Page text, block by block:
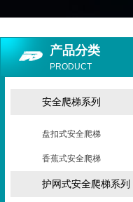
产品分类
PRODUCT
安全爬梯系列
盘扣式安全爬梯
香蕉式安全爬梯
护网式安全爬梯系列